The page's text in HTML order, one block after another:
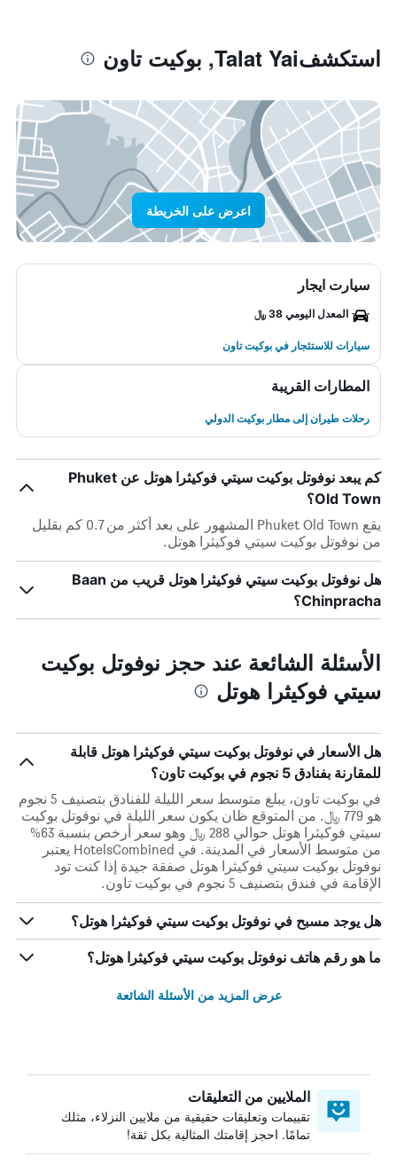
استكشفTalat Yai, بوكيت تاون
اعرض على الخريطة
سيارت ايجار
المعدل اليومي 38 ﷼
سيارات للاستئجار في بوكيت تاون
المطارات القريبة
رحلات طيران إلى مطار بوكيت الدولي
كم يبعد نوفوتل بوكيت سيتي فوكيثرا هوتل عن Phuket
Old Town؟
يقع Phuket Old Town المشهور على بعد أكثر من 0.7 كم بقليل
من نوفوتل بوكيت سيتي فوكيثرا هوتل.
هل نوفوتل بوكيت سيتي فوكيثرا هوتل قريب من Baan
Chinpracha؟
الأسئلة الشائعة عند حجز نوفوتل بوكيت
سيتي فوكيثرا هوتل
هل الأسعار في نوفوتل بوكيت سيتي فوكيثرا هوتل قابلة
للمقارنة بفنادق 5 نجوم في بوكيت تاون؟
في بوكيت تاون، يبلغ متوسط ​​سعر الليلة للفنادق بتصنيف 5 نجوم
هو 779 ﷼. من المتوقع ظان يكون سعر الليلة في نوفوتل بوكيت
سيتي فوكيثرا هوتل حوالي 288 ﷼ وهو سعر أرخص بنسبة 63%
من متوسط الأسعار في المدينة. في HotelsCombined يعتبر
نوفوتل بوكيت سيتي فوكيثرا هوتل صفقة جيدة إذا كنت تود
الإقامة في فندق بتصنيف 5 نجوم في بوكيت تاون.
هل يوجد مسبح في نوفوتل بوكيت سيتي فوكيثرا هوتل؟
ما هو رقم هاتف نوفوتل بوكيت سيتي فوكيثرا هوتل؟
عرض المزيد من الأسئلة الشائعة
الملايين من التعليقات
تقييمات وتعليقات حقيقية من ملايين النزلاء، مثلك
تمامًا. احجز إقامتك المثالية بكل ثقة!